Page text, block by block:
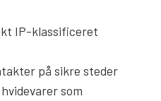
IP-klassificeret
på sikre steder
som